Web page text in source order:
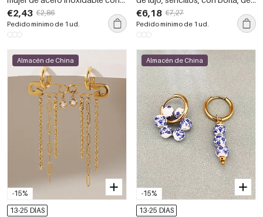
forma de hoja, resistentes al
agua y de color dorado.
€2,43 €2,86
Pedido mínimo de 1 ud.
acero inoxidable,
impermeables, color dorado y
circonita.
€6,18 €7,27
Pedido mínimo de 1 ud.
-15%
Almacén de China
13-25 DÍAS
-15%
Almacén de China
13-25 DÍAS